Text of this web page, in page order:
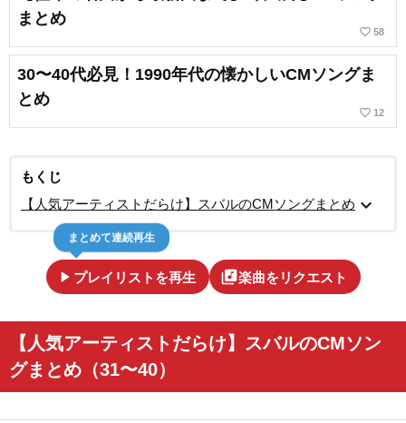
まとめ
favorite_border 58
30〜40代必見！1990年代の懐かしいCMソングま
とめ
favorite_border 12
もくじ
【人気アーティストだらけ】スバルのCMソングまとめ expand_more
play_arrow プレイリストを再生
まとめて連続再生
library_music楽曲をリクエスト
【人気アーティストだらけ】スバルのCMソン
グまとめ（31〜40）